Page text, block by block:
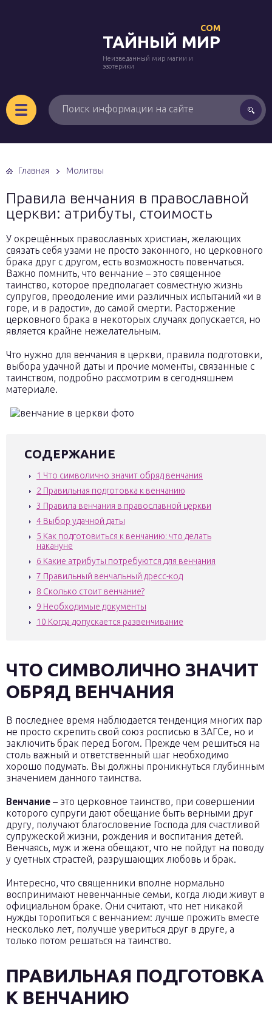
ТАЙНЫЙ МИР
COM
Неизведанный мир магии и
эзотерики
Главная Молитвы
Правила венчания в православной
церкви: атрибуты, стоимость
У окрещённых православных христиан, желающих
связать себя узами не просто законного, но церковного
брака друг с другом, есть возможность повенчаться.
Важно помнить, что венчание – это священное
таинство, которое предполагает совместную жизнь
супругов, преодоление ими различных испытаний «и в
горе, и в радости», до самой смерти. Расторжение
церковного брака в некоторых случаях допускается, но
является крайне нежелательным.
Что нужно для венчания в церкви, правила подготовки,
выбора удачной даты и прочие моменты, связанные с
таинством, подробно рассмотрим в сегодняшнем
материале.
СОДЕРЖАНИЕ
1 Что символично значит обряд венчания
2 Правильная подготовка к венчанию
3 Правила венчания в православной церкви
4 Выбор удачной даты
5 Как подготовиться к венчанию: что делать
накануне
6 Какие атрибуты потребуются для венчания
7 Правильный венчальный дресс-код
8 Сколько стоит венчание?
9 Необходимые документы
10 Когда допускается развенчивание
ЧТО СИМВОЛИЧНО ЗНАЧИТ
ОБРЯД ВЕНЧАНИЯ
В последнее время наблюдается тенденция многих пар
не просто скрепить свой союз росписью в ЗАГСе, но и
заключить брак перед Богом. Прежде чем решиться на
столь важный и ответственный шаг необходимо
хорошо подумать. Вы должны проникнуться глубинным
значением данного таинства.
Венчание – это церковное таинство, при совершении
которого супруги дают обещание быть верными друг
другу, получают благословение Господа для счастливой
супружеской жизни, рождения и воспитания детей.
Венчаясь, муж и жена обещают, что не пойдут на поводу
у суетных страстей, разрушающих любовь и брак.
Интересно, что священники вполне нормально
воспринимают невенчанные семьи, когда люди живут в
официальном браке. Они считают, что нет никакой
нужды торопиться с венчанием: лучше прожить вместе
несколько лет, получше увериться друг в друге, а
только потом решаться на таинство.
ПРАВИЛЬНАЯ ПОДГОТОВКА
К ВЕНЧАНИЮ